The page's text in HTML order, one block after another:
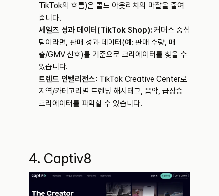
TikTok의 흐름)은 콜드 아웃리치의 마찰을 줄여
줍니다.
세일즈 성과 데이터(TikTok Shop): 커머스 중심
팀이라면, 판매 성과 데이터(예: 판매 수량, 매
출/GMV 신호)를 기준으로 크리에이터를 찾을 수
있습니다.
트렌드 인텔리전스: TikTok Creative Center로
지역/카테고리별 트렌딩 해시태그, 음악, 급상승
크리에이터를 파악할 수 있습니다.
4. Captiv8